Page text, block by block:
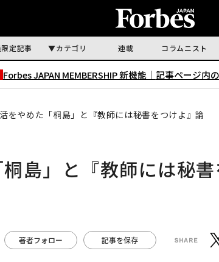
定記事 カテゴリ 連載 コラムニスト
Forbes JAPAN MEMBERSHIP 新機能｜ 記事ページ内
をやめた「桐島」と『教師には秘書をつけよ』論
島」と『教師には秘
著者フォロー 記事を保存